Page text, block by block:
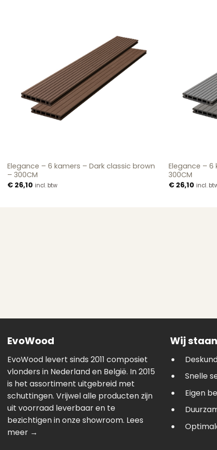
Elegance – 6 kamers – Dark classic brown
– 300CM
€26,10 incl. btw
Elegance – 6
300CM
€ 26,10 incl.
EvoWood
EvoWood levert sinds 2011 composiet
vlonders in Nederland en België. In 2015
is het assortiment uitgebreid met
schuttingen. Vrijwel alle producten zijn
uit voorraad leverbaar en te
bezichtigen in onze showroom. Lees
meer →
Wij
Snelle
Eigen